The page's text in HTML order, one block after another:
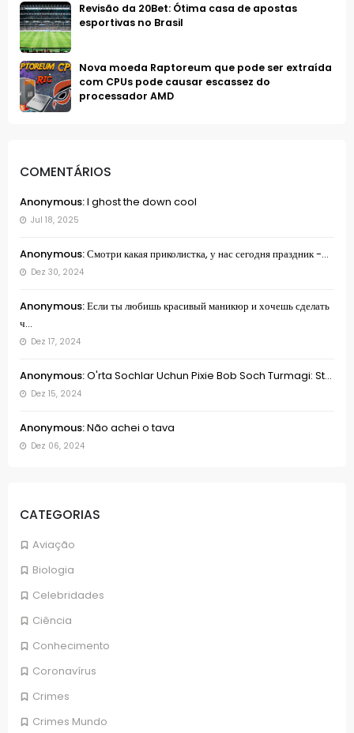
COMENTÁRIOS
Anonymous:I ghost the down cool
Jul 18, 2025
Anonymous:Смотри какая приколистка, у нас сегодня праздник -...
Dez 30, 2024
Anonymous:Если ты любишь красивый маникюр и хочешь сделать
ч...
Dez 17, 2024
Anonymous:O'rta Sochlar Uchun Pixie Bob Soch Turmagi: St...
Dez 15, 2024
Anonymous:Não achei o tava
Dez 06, 2024
CATEGORIAS
Aviação
Biologia
Celebridades
Ciência
Conhecimento
Coronavírus
Crimes
Crimes Mundo
Revisão da 20Bet: Ótima casa de apostas
esportivas no Brasil
Nova moeda Raptoreum que pode ser extraída
com CPUs pode causar escassez do
processador AMD